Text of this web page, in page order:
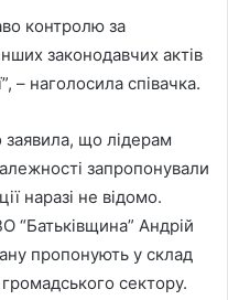
контролю за
законодавчих актів
– наголосила співачка.
що лідерам
запропонували
наразі не відомо.
“Батьківщина” Андрій
пропонують у склад
сектору.